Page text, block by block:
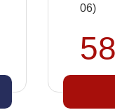
06)